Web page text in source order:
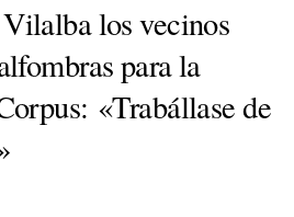
los vecinos
para la
«Trabállase de